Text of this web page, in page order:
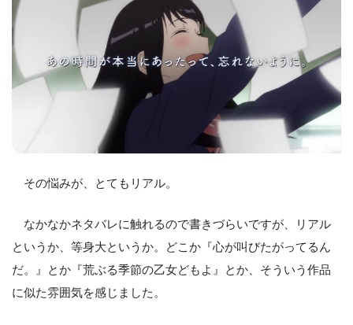
その悩みが、とてもリアル。
なかなかネタバレに触れるので書きづらいですが、リアル
というか、等身大というか。どこか『心が叫びたがってるん
だ。』とか『荒ぶる季節の乙女どもよ』とか、そういう作品
に似た雰囲気を感じました。